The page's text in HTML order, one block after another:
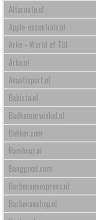
Alternate.nl
Apple-essentials.nl
Arke - World of TUI
Arke.nl
Avantisport.nl
Babista.nl
Badkamerwinkel.nl
Bakker.com
Bambooz.nl
Banggood.com
Barbecuesexpress.nl
Barbecueshop.nl